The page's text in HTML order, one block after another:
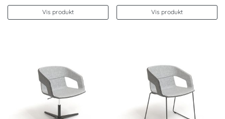
Vis produkt Vis produkt